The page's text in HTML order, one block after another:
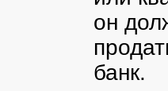
он
банк.